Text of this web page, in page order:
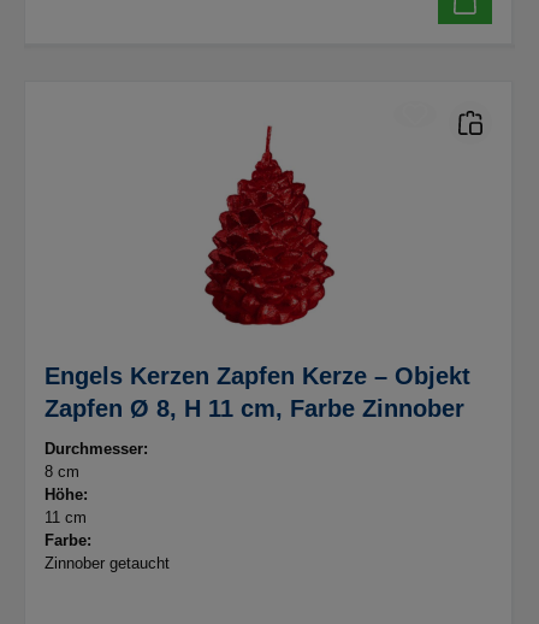
Engels Kerzen Zapfen Kerze – Objekt
Zapfen Ø 8, H 11 cm, Farbe Zinnober
Durchmesser:
8 cm
Höhe:
11 cm
Farbe:
Zinnober getaucht